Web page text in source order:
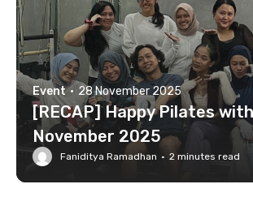
Event · 28 November 2025
[RECAP] Happy Pilates
November 2025
Faniditya Ramadhan · 2 minutes read